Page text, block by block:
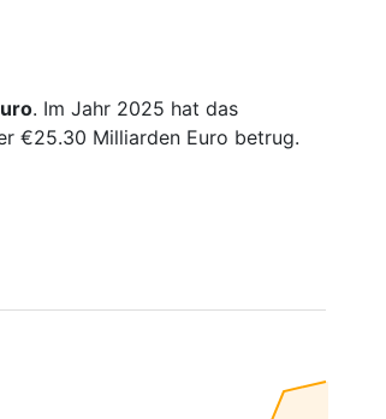
. Im Jahr 2025 hat das
€25.30 Milliarden Euro betrug.